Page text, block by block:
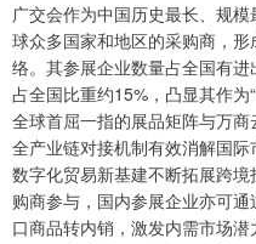
广交会作为中国历史最长、规
球众多国家和地区的采购商，
络。其参展企业数量占全国有
占全国比重约15%，凸显其作
全球首屈一指的展品矩阵与万
全产业链对接机制有效消解国
数字化贸易新基建不断拓展跨
购商参与，国内参展企业亦可
口商品转内销，激发内需市场